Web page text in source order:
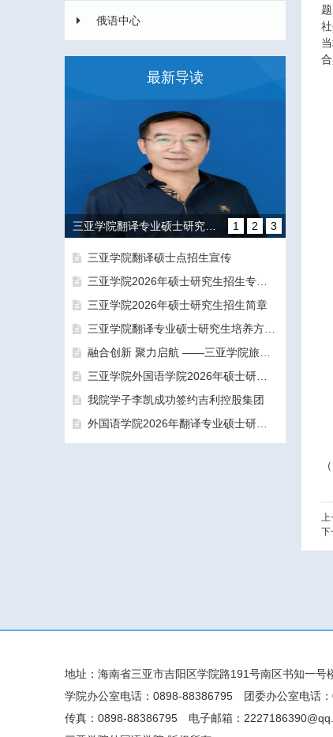
俄语中心
最新导读
1 2 3
三亚学院翻译硕士点招生宣传
三亚学院2026年硕士研究生招生专业目录及参考书目
三亚学院2026年硕士研究生招生简章
三亚学院翻译专业硕士研究生培养方向和导师团队介绍
融合创新 聚力启航 ——三亚学院旅游与大健康学院正式揭牌成立
三亚学院外国语学院2026年硕士研究生拟录取名单公示公告（一志愿）
我院学子李凯成功签约吉利控股集团
外国语学院2026年翻译专业硕士研究生（MTI）一志愿考生面试工作圆满结束
（
上
下
地址：海南省三亚市吉阳区学院路191号南区书知一号
学院办公室电话：0898-88386795
团委办公室电话
传真：0898-88386795
电子邮箱：